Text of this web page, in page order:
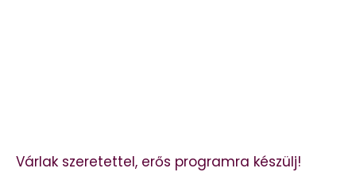
Várlak szeretettel, erős programra készülj!